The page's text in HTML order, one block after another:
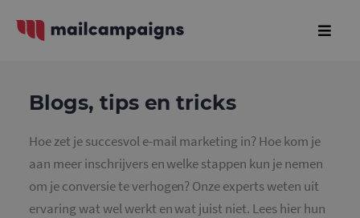
Blogs, tips en tricks
Hoe zet je succesvol e-mail marketing in? Hoe kom je
aan meer inschrijvers en welke stappen kun je nemen
om je conversie te verhogen? Onze experts weten uit
ervaring wat wel werkt en wat juist niet. Lees hier hun